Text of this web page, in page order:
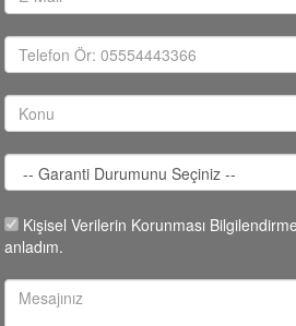
Kişisel Verilerin Korunması
anladım.